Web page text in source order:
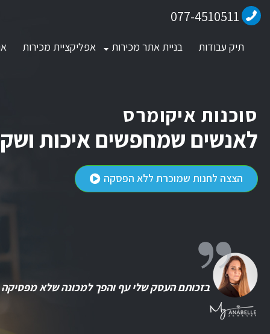
077-4510511
תיק עבודות בניית אתר מכירות אפליקציית מכירות
סוכנות איקומרס
לאנשים שמחפשים איכות
הצצה לחנות שמוכרת ללא הפסקה
מקצוענים, רמת שירות גבוהה, שירותיים... כל מה